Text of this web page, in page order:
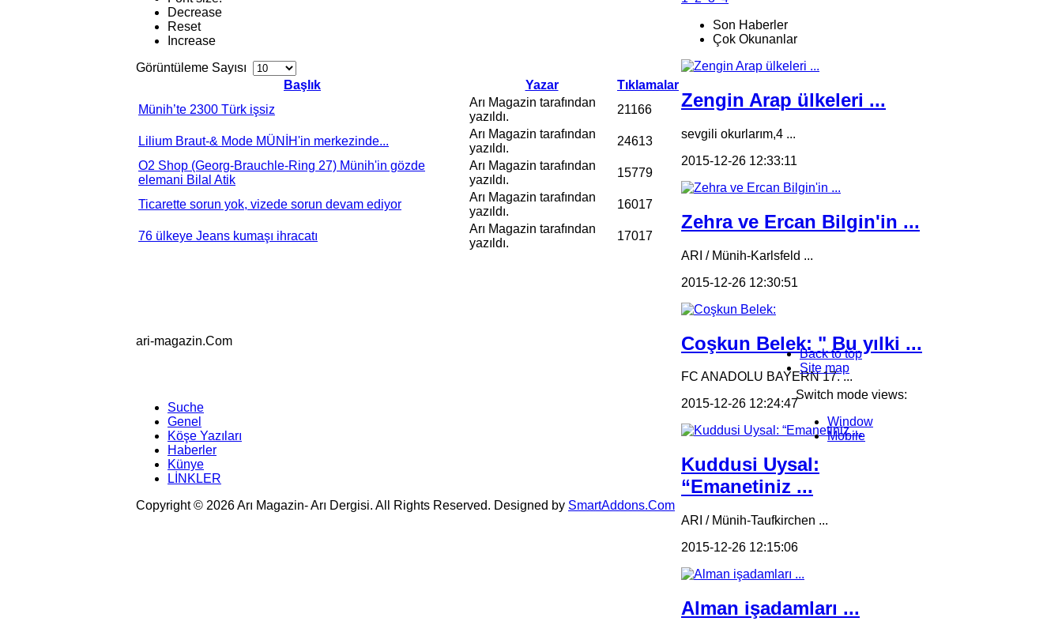
Decrease
Reset
Increase
Görüntüleme Sayısı
Başlık
Yazar
Tıklamalar
Münih’te 2300 Türk işsiz
Arı Magazin tarafından
yazıldı.
21166
Lilium Braut-& Mode MÜNİH'in merkezinde...
Arı Magazin tarafından
yazıldı.
24613
O2 Shop (Georg-Brauchle-Ring 27) Münih'in gözde
elemani Bilal Atik
Arı Magazin tarafından
yazıldı.
15779
Ticarette sorun yok, vizede sorun devam ediyor
Arı Magazin tarafından
yazıldı.
16017
76 ülkeye Jeans kumaşı ihracatı
Arı Magazin tarafından
yazıldı.
17017
Son Haberler
Çok Okunanlar
Zengin Arap ülkeleri ...
sevgili okurlarım,4 ...
2015-12-26 12:33:11
Zehra ve Ercan Bilgin'in ...
ARI / Münih-Karlsfeld ...
2015-12-26 12:30:51
Coşkun Belek: " Bu yılki ...
FC ANADOLU BAYERN 17. ...
2015-12-26 12:24:47
Kuddusi Uysal:
“Emanetiniz ...
ARI / Münih-Taufkirchen ...
2015-12-26 12:15:06
Alman işadamları ...
ari-magazin.Com
Back to top
Site map
Suche
Genel
Köşe Yazıları
Haberler
Künye
LİNKLER
Switch mode views:
Window
Mobile
Copyright © 2026 Arı Magazin- Arı Dergisi. All Rights Reserved. Designed by SmartAddons.Com